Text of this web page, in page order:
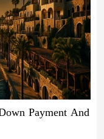
Payment And